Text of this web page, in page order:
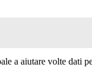
a aiutare volte dati